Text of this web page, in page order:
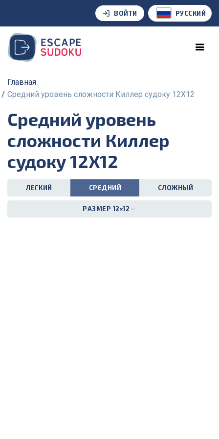
ВОЙТИ РУССКИЙ
Главная
Средний уровень сложности Киллер судоку 12X12
Средний уровень
сложности Киллер
судоку 12X12
ЛЕГКИЙ СРЕДНИЙ СЛОЖНЫЙ
РАЗМЕР 12×12